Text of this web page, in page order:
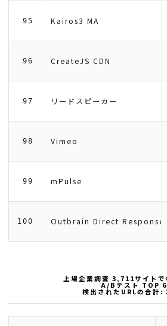
95 Kairos3 MA
96 CreateJS CDN
97 リードスピーカー
98 Vimeo
99 mPulse
100 Outbrain Direct Response
上場企業調査 3,711サイトで
A/Bテスト TOP 6
検出されたURLの合計: